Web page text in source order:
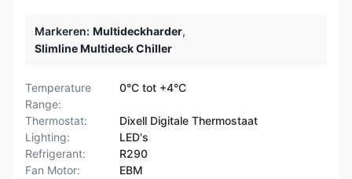
Markeren: Multideckharder,
Slimline Multideck Chiller
Temperature
Range:
0°C tot +4°C
Thermostat:
Dixell Digitale Thermostaat
Lighting:
LED's
Refrigerant:
R290
Fan Motor:
EBM